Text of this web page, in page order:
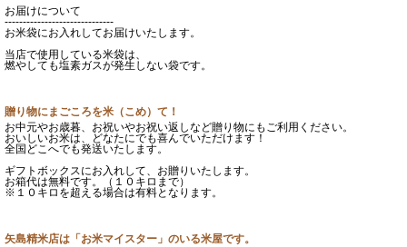
お届けについて
------------------------------
お米袋にお入れしてお届けいたします。
当店で使用している米袋は、
燃やしても塩素ガスが発生しない袋です。
贈り物にまごころを米（こめ）て！
お中元やお歳暮、お祝いやお祝い返しなど贈り物にもご利用ください。
おいしいお米は、どなたにでも喜んでいただけます！
全国どこへでも発送いたします。
ギフトボックスにお入れして、お贈りいたします。
お箱代は無料です。（１０キロまで）
※１０キロを超える場合は有料となります。
矢島精米店は「お米マイスター」のいる米屋です。